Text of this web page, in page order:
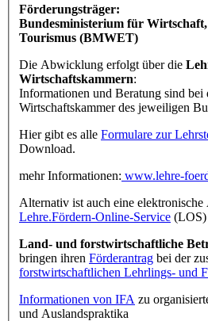
Förderungsträger:
Bundesministerium für
Tourismus (BMWET)
Die Abwicklung erfolgt über die
Wirtschaftskammern:
Informationen und Beratung sind bei
Wirtschaftskammer des jeweiligen
Hier gibt es alle Formulare zur
Download.
mehr Informationen: www.lehre-
Alternativ ist auch eine
Lehre.Fördern-Online-Service (LOS)
Land- und forstwirtschaftliche
bringen ihren Förderantrag bei der
forstwirtschaftlichen Lehrlings- und
Informationen von IFA zu
und Auslandspraktika